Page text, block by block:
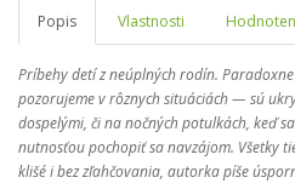
Popis Vlastnosti
Príbehy detí z neúplných rodín.
pozorujeme v rôznych situáciách — sú
dospelými, či na nočných potulkách, keď
nutnosťou pochopiť sa navzájom. Všetky
klišé i bez zľahčovania, autorka píše